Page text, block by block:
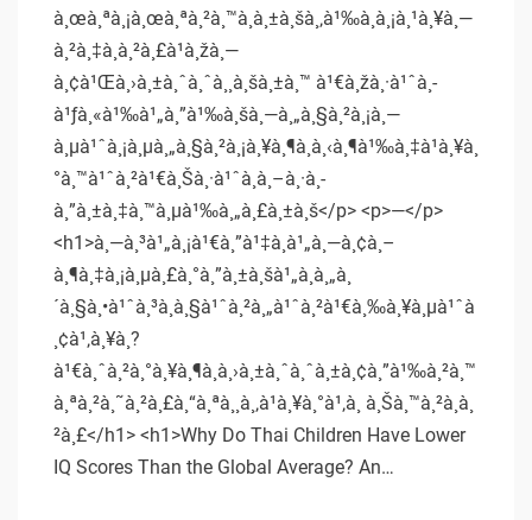
à¸œà¸ªà¸¡à¸œà¸ªà¸²à¸™à¸à¸±à¸šà¸‚à¹‰à¸­à¸¡à¸¹à¸¥à¸—
à¸²à¸‡à¸à¸²à¸£à¹à¸žà¸—
à¸¢à¹Œà¸›à¸±à¸ˆà¸ˆà¸¸à¸šà¸±à¸™ à¹€à¸žà¸·à¹ˆà¸­
à¹ƒà¸«à¹‰à¹„à¸”à¹‰à¸šà¸—à¸„à¸§à¸²à¸¡à¸—
à¸µà¹ˆà¸¡à¸µà¸„à¸§à¸²à¸¡à¸¥à¸¶à¸à¸‹à¸¶à¹‰à¸‡à¹à¸¥à¸
°à¸™à¹ˆà¸²à¹€à¸Šà¸·à¹ˆà¸­à¸–à¸·à¸­
à¸”à¸±à¸‡à¸™à¸µà¹‰à¸„à¸£à¸±à¸š</p> <p>—</p>
<h1>à¸—à¸³à¹„à¸¡à¹€à¸”à¹‡à¸à¹„à¸—à¸¢à¸–
à¸¶à¸‡à¸¡à¸µà¸£à¸°à¸”à¸±à¸šà¹„à¸­à¸„à¸
´à¸§à¸•à¹ˆà¸³à¸à¸§à¹ˆà¸²à¸„à¹ˆà¸²à¹€à¸‰à¸¥à¸µà¹ˆà
¸¢à¹‚à¸¥à¸?
à¹€à¸ˆà¸²à¸°à¸¥à¸¶à¸à¸›à¸±à¸ˆà¸ˆà¸±à¸¢à¸”à¹‰à¸²à¸™
à¸ªà¸²à¸˜à¸²à¸£à¸“à¸ªà¸¸à¸‚à¹à¸¥à¸°à¹‚à¸ à¸Šà¸™à¸²à¸à¸
²à¸£</h1> <h1>Why Do Thai Children Have Lower
IQ Scores Than the Global Average? An…